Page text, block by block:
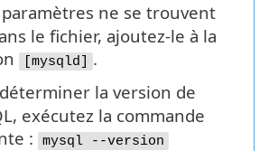
paramètres ne se trouvent
le fichier, ajoutez-le à la
[mysqld] .
la version de
exécutez la commande
:
mysql --version